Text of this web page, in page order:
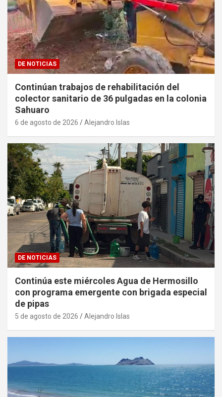
DE NOTICIAS
Continúan trabajos de rehabilitación del
colector sanitario de 36 pulgadas en la colonia
Sahuaro
6 de agosto de 2026 Alejandro Islas
DE NOTICIAS
Continúa este miércoles Agua de Hermosillo
con programa emergente con brigada especial
de pipas
5 de agosto de 2026 Alejandro Islas